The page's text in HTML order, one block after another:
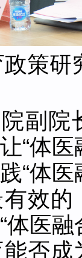
策
副院
“体
“体
效
体医
否